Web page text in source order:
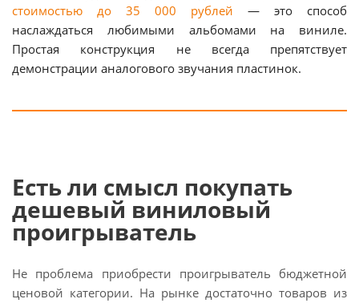
стоимостью до 35 000 рублей — это способ
наслаждаться любимыми альбомами на виниле.
Простая конструкция не всегда препятствует
демонстрации аналогового звучания пластинок.
Есть ли смысл покупать
дешевый виниловый
проигрыватель
Не проблема приобрести проигрыватель бюджетной
ценовой категории. На рынке достаточно товаров из